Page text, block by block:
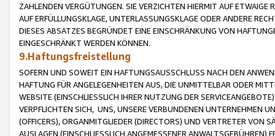
ZAHLENDEN VERGÜTUNGEN. SIE VERZICHTEN HIERMIT AUF
AUF ERFÜLLUNGSKLAGE, UNTERLASSUNGSKLAGE ODER ANDERE
DIESES ABSATZES BEGRÜNDET EINE EINSCHRÄNKUNG VON
EINGESCHRÄNKT WERDEN KÖNNEN.
9.Haftungsfreistellung
SOFERN UND SOWEIT EIN HAFTUNGSAUSSCHLUSS NACH DEN
HAFTUNG FÜR ANGELEGENHEITEN AUS, DIE UNMITTELBAR ODER
WEBSITE (EINSCHLIESSLICH IHRER NUTZUNG DER
VERPFLICHTEN SICH, UNS, UNSERE VERBUNDENEN UNTERNEHMEN
(OFFICERS), ORGANMITGLIEDER (DIRECTORS) UND VERTRETER VON
AUSLAGEN (EINSCHLIESSLICH ANGEMESSENER